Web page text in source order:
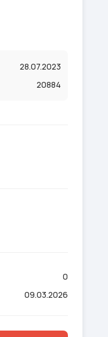
28.07.2023
20884
0
09.03.2026